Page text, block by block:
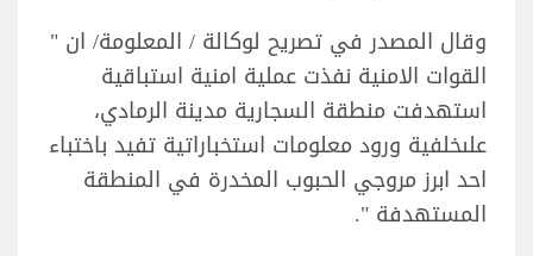
وقال المصدر في تصريح لوكالة / المعلومة/ ان "
القوات الامنية نفذت عملية امنية استباقية
استهدفت منطقة السجارية مدينة الرمادي،
علىخلفية ورود معلومات استخباراتية تفيد باختباء
احد ابرز مروجي الحبوب المخدرة في المنطقة
المستهدفة ".